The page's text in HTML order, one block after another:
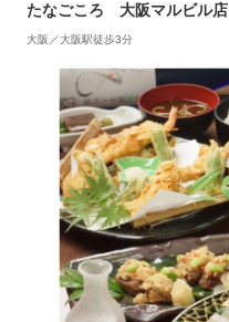
たなごころ 大阪マルビル店
大阪／大阪駅徒歩3分